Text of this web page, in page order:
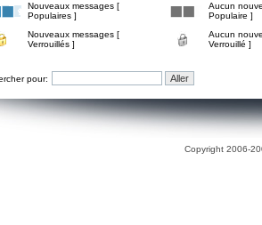
Nouveaux messages [
Populaires ]
Aucun
Populaire ]
Nouveaux messages [
Verrouillés ]
Aucun
Verrouillé ]
pour:
Copyright 2006-